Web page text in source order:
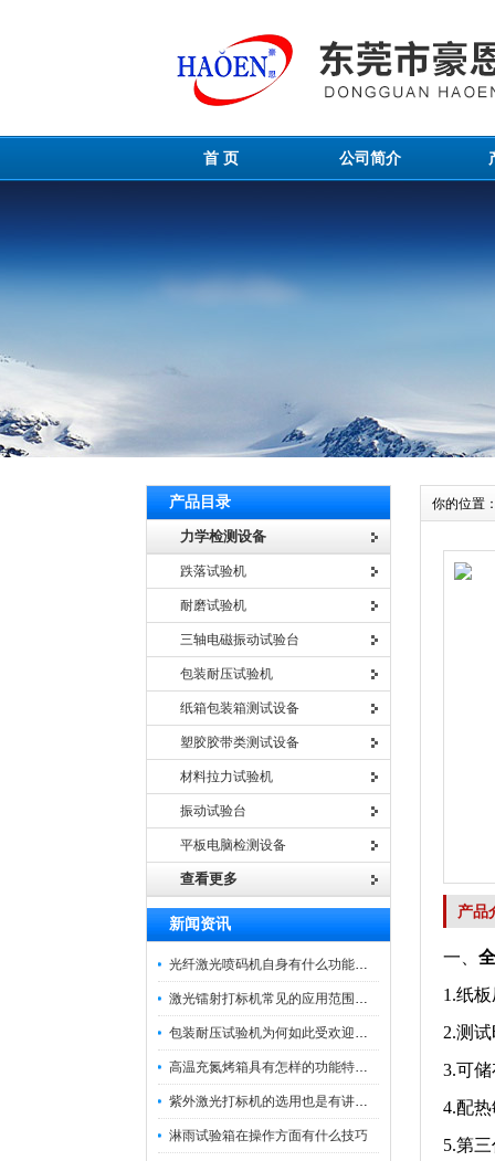
首 页 公司简介
产品目录
力学检测设备
跌落试验机
耐磨试验机
三轴电磁振动试验台
包装耐压试验机
纸箱包装箱测试设备
塑胶胶带类测试设备
材料拉力试验机
振动试验台
平板电脑检测设备
查看更多
新闻资讯
光纤激光喷码机自身有什么功能？不妨看看下文
激光镭射打标机常见的应用范围如下
包装耐压试验机为何如此受欢迎呢？
高温充氮烤箱具有怎样的功能特点呢？
紫外激光打标机的选用也是有讲究的
淋雨试验箱在操作方面有什么技巧
你的位置
产品
一
1.纸
2.测
3.可
4.配
5.第